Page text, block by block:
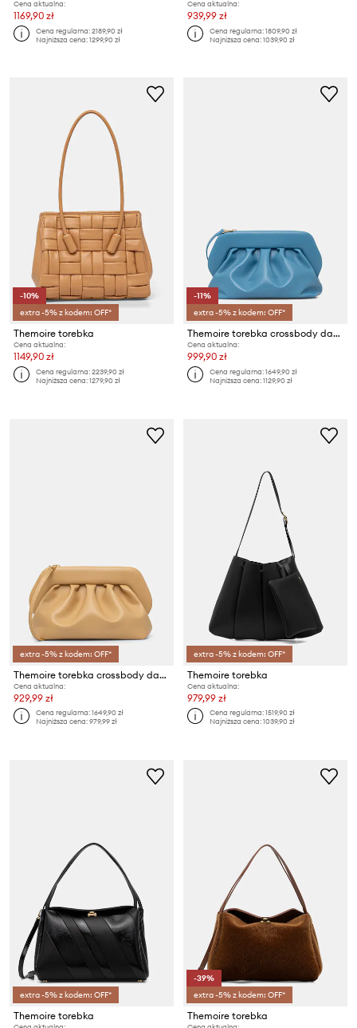
Cena aktualna:
1169,90 zł
Cena regularna:2189,90 zł
Najniższa cena:1299,90 zł
Cena aktualna:
939,99 zł
Cena regularna:1809,90 zł
Najniższa cena:1039,90 zł
-10%
extra -5% z kodem: OFF*
Themoire torebka
Cena aktualna:
1149,90 zł
Cena regularna:2239,90 zł
Najniższa cena:1279,90 zł
-11%
extra -5% z kodem: OFF*
Themoire torebka crossbody damska z imitacji skóry
Cena aktualna:
999,90 zł
Cena regularna:1649,90 zł
Najniższa cena:1129,90 zł
extra -5% z kodem: OFF*
Themoire torebka crossbody damska z imitacji skóry
Cena aktualna:
929,99 zł
Cena regularna:1649,90 zł
Najniższa cena:979,99 zł
extra -5% z kodem: OFF*
Themoire torebka
Cena aktualna:
979,99 zł
Cena regularna:1519,90 zł
Najniższa cena:1039,90 zł
extra -5% z kodem: OFF*
Themoire torebka
-39%
extra -5% z kodem: OFF*
Themoire torebka